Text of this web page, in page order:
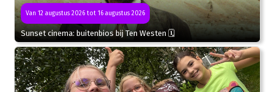
Van 12 augustus 2026 tot 16 augustus 2026
Sunset cinema: buitenbios bij Ten Westen 🗓